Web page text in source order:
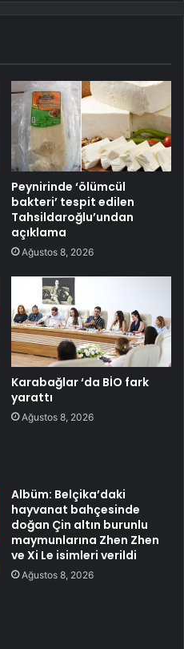
Peynirinde ‘ölümcül
bakteri’ tespit edilen
Tahsildaroğlu’undan
açıklama
Ağustos 8, 2026
Karabağlar ‘da BİO fark
yarattı
Ağustos 8, 2026
Albüm: Belçika’daki
hayvanat bahçesinde
doğan Çin altın burunlu
maymunlarına Zhen Zhen
ve Xi Le isimleri verildi
Ağustos 8, 2026